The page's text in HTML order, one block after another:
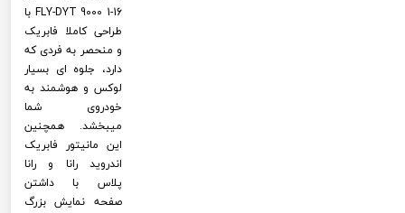
FLY-DYT 9000 1-16 با
طراحی کاملا فابریک
و منحصر به فردی که
دارد، جلوه ای بسیار
لوکس و هوشمند به
خودروی شما
میبخشد. همچنین
این مانیتور فابریک
اندروید رانا و رانا
پلاس با داشتن
صفحه نمایش بزرگ